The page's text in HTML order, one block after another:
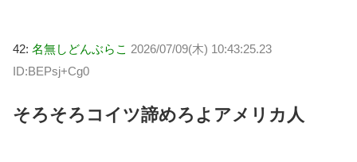
42: 名無しどんぶらこ 2026/07/09(木) 10:43:25.23
ID:BEPsj+Cg0
そろそろコイツ諦めろよアメリカ人